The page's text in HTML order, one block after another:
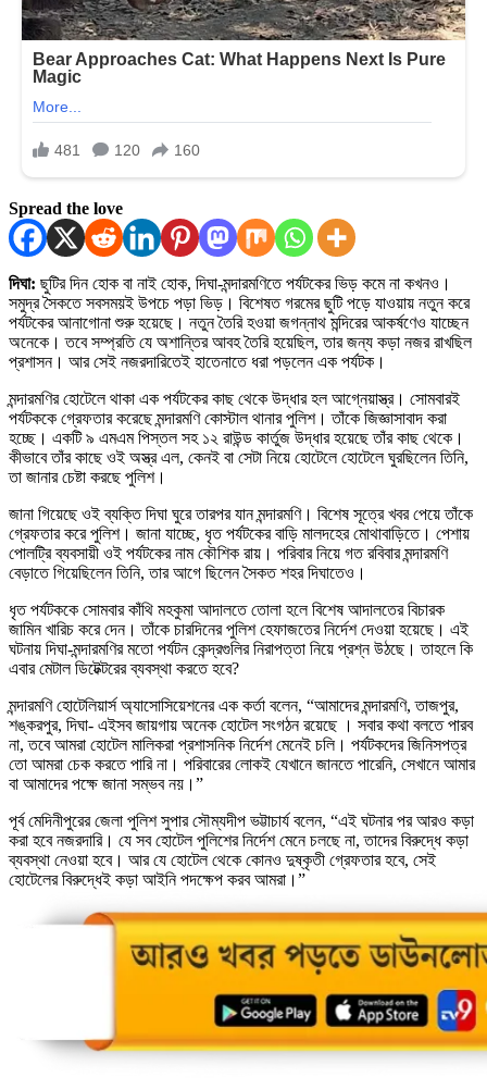
Spread the love
দিঘা: ছুটির দিন হোক বা নাই হোক, দিঘা-মন্দারমণিতে পর্যটকের ভিড় কমে না কখনও।
সমুদ্র সৈকতে সবসময়ই উপচে পড়া ভিড়। বিশেষত গরমের ছুটি পড়ে যাওয়ায় নতুন করে
পর্যটকের আনাগোনা শুরু হয়েছে। নতুন তৈরি হওয়া জগন্নাথ মন্দিরের আকর্ষণেও যাচ্ছেন
অনেকে। তবে সম্প্রতি যে অশান্তির আবহ তৈরি হয়েছিল, তার জন্য কড়া নজর রাখছিল
প্রশাসন। আর সেই নজরদারিতেই হাতেনাতে ধরা পড়লেন এক পর্যটক।
মন্দারমণির হোটেলে থাকা এক পর্যটকের কাছ থেকে উদ্ধার হল আগ্নেয়াস্ত্র। সোমবারই
পর্যটককে গ্রেফতার করেছে মন্দারমণি কোস্টাল থানার পুলিশ। তাঁকে জিজ্ঞাসাবাদ করা
হচ্ছে। একটি ৯ এমএম পিস্তল সহ ১২ রাউন্ড কার্তুজ উদ্ধার হয়েছে তাঁর কাছ থেকে।
কীভাবে তাঁর কাছে ওই অস্ত্র এল, কেনই বা সেটা নিয়ে হোটেলে হোটেলে ঘুরছিলেন তিনি,
তা জানার চেষ্টা করছে পুলিশ।
জানা গিয়েছে ওই ব্যক্তি দিঘা ঘুরে তারপর যান মন্দারমণি। বিশেষ সূত্রে খবর পেয়ে তাঁকে
গ্রেফতার করে পুলিশ। জানা যাচ্ছে, ধৃত পর্যটকের বাড়ি মালদহের মোথাবাড়িতে। পেশায়
পোলট্রি ব্যবসায়ী ওই পর্যটকের নাম কৌশিক রায়। পরিবার নিয়ে গত রবিবার মন্দারমণি
বেড়াতে গিয়েছিলেন তিনি, তার আগে ছিলেন সৈকত শহর দিঘাতেও।
ধৃত পর্যটককে সোমবার কাঁথি মহকুমা আদালতে তোলা হলে বিশেষ আদালতের বিচারক
জামিন খারিচ করে দেন। তাঁকে চারদিনের পুলিশ হেফাজতের নির্দেশ দেওয়া হয়েছে। এই
ঘটনায় দিঘা-মন্দারমণির মতো পর্যটন কেন্দ্রগুলির নিরাপত্তা নিয়ে প্রশ্ন উঠছে। তাহলে কি
এবার মেটাল ডিটেক্টরের ব্যবস্থা করতে হবে?
মন্দারমণি হোটেলিয়ার্স অ্যাসোসিয়েশনের এক কর্তা বলেন, “আমাদের মন্দারমণি, তাজপুর,
শঙ্করপুর, দিঘা- এইসব জায়গায় অনেক হোটেল সংগঠন রয়েছে । সবার কথা বলতে পারব
না, তবে আমরা হোটেল মালিকরা প্রশাসনিক নির্দেশ মেনেই চলি। পর্যটকদের জিনিসপত্র
তো আমরা চেক করতে পারি না। পরিবারের লোকই যেখানে জানতে পারেনি, সেখানে আমার
বা আমাদের পক্ষে জানা সম্ভব নয়।”
পূর্ব মেদিনীপুরের জেলা পুলিশ সুপার সৌম্যদীপ ভট্টাচার্য বলেন, “এই ঘটনার পর আরও কড়া
করা হবে নজরদারি। যে সব হোটেল পুলিশের নির্দেশ মেনে চলছে না, তাদের বিরুদ্ধে কড়া
ব্যবস্থা নেওয়া হবে। আর যে হোটেল থেকে কোনও দুষ্কৃতী গ্রেফতার হবে, সেই
হোটেলের বিরুদ্ধেই কড়া আইনি পদক্ষেপ করব আমরা।”